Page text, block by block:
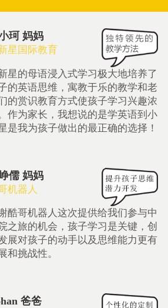
珂 妈妈
星国际教育
星的母语浸入式学习极大地培养了
的英语思维，寓教于乐的教学和老
的赏识教育方式使孩子学习兴趣浓
作为家长，我想说的是学英语到小
是我为孩子做出的最正确的选择！
儒 妈妈
机器人
酷哥机器人这次提供给我们参与中
之旅的机会，孩子学习是关键，创
展对孩子的动手以及思维能力更有
和挑战性。
爸爸